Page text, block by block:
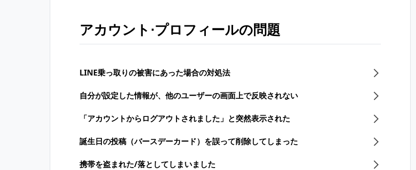
アカウント⋅プロフィールの問題
LINE乗っ取りの​被害に​あった​場合の​対処法
自分が設定した情報が、他のユーザーの画面上で反映されない
「アカウントからログアウトされました」と突然表示された
誕生日の投稿（バースデーカード）を誤って削除してしまった
携帯を盗まれた/落としてしまいました